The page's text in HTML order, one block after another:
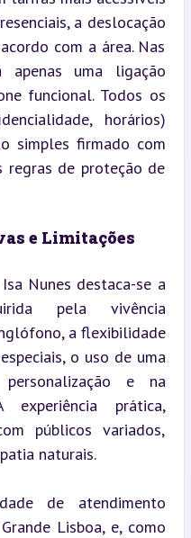
a deslocação
com a área. Nas
uma ligação
funcional. Todos os
horários)
simples firmado com
regras de proteção de
e Limitações
Nunes destaca-se a
pela vivência
a flexibilidade
o uso de uma
e na
prática,
públicos variados,
naturais.
de atendimento
Lisboa, e, como